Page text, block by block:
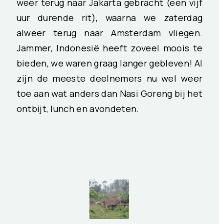
uur durende rit), waarna we zaterdag
alweer terug naar Amsterdam vliegen.
Jammer, Indonesië heeft zoveel moois te
bieden, we waren graag langer gebleven! Al
zijn de meeste deelnemers nu wel weer
toe aan wat anders dan Nasi Goreng bij het
ontbijt, lunch en avondeten.